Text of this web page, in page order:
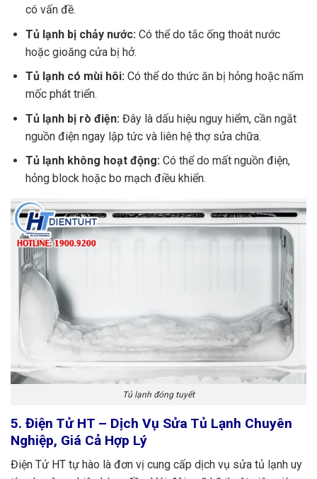
có vấn đề.
Tủ lạnh bị chảy nước: Có thể do tắc ống thoát nước
hoặc gioăng cửa bị hở.
Tủ lạnh có mùi hôi:Có thể do thức ăn bị hỏng hoặc nấm
mốc phát triển.
Tủ lạnh bị rò điện:Đây là dấu hiệu nguy hiểm, cần ngắt
nguồn điện ngay lập tức và liên hệ thợ sửa chữa.
Tủ lạnh không hoạt động:Có thể do mất nguồn điện,
hỏng block hoặc bo mạch điều khiển.
Tủ lạnh đóng tuyết
5. Điện Tử HT – Dịch Vụ Sửa Tủ Lạnh Chuyên
Nghiệp, Giá Cả Hợp Lý
Điện Tử HT tự hào là đơn vị cung cấp dịch vụ sửa tủ lạnh uy